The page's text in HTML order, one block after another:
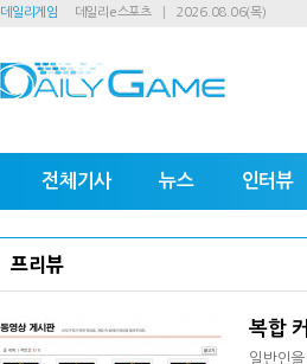
데일리게임 데일리e스포츠 2026.08.06(목)
전체기사 뉴스 인터뷰
프리뷰
복합
일반인을 대상 오디션을 진행해